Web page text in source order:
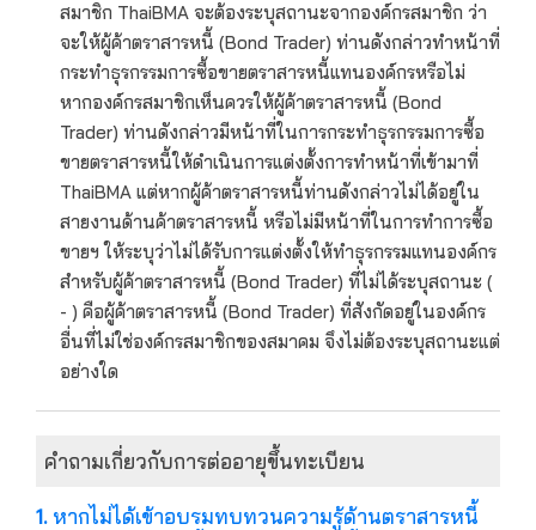
สมาชิก ThaiBMA จะต้องระบุสถานะจากองค์กรสมาชิก ว่า
จะให้ผู้ค้าตราสารหนี้ (Bond Trader) ท่านดังกล่าวทำหน้าที่
กระทำธุรกรรมการซื้อขายตราสารหนี้แทนองค์กรหรือไม่
หากองค์กรสมาชิกเห็นควรให้ผู้ค้าตราสารหนี้ (Bond
Trader) ท่านดังกล่าวมีหน้าที่ในการกระทำธุรกรรมการซื้อ
ขายตราสารหนี้ให้ดำเนินการแต่งตั้งการทำหน้าที่เข้ามาที่
ThaiBMA แต่หากผู้ค้าตราสารหนี้ท่านดังกล่าวไม่ได้อยู่ใน
สายงานด้านค้าตราสารหนี้ หรือไม่มีหน้าที่ในการทำการซื้อ
ขายฯ ให้ระบุว่าไม่ได้รับการแต่งตั้งให้ทำธุรกรรมแทนองค์กร
สำหรับผู้ค้าตราสารหนี้ (Bond Trader) ที่ไม่ได้ระบุสถานะ (
- ) คือผู้ค้าตราสารหนี้ (Bond Trader) ที่สังกัดอยู่ในองค์กร
อื่นที่ไม่ใช่องค์กรสมาชิกของสมาคม จึงไม่ต้องระบุสถานะแต่
อย่างใด
คำถามเกี่ยวกับการต่ออายุขึ้นทะเบียน
1.หากไม่ได้เข้าอบรมทบทวนความรู้ด้านตราสารหนี้